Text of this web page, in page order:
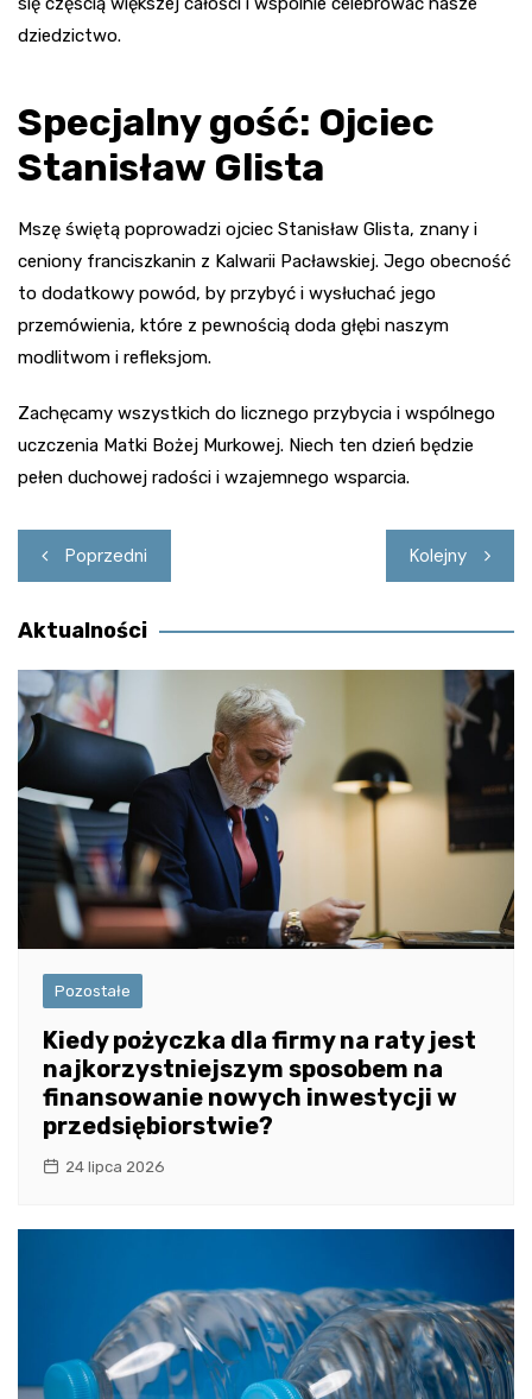
dziedzictwo.
Specjalny gość: Ojciec
Stanisław Glista
Mszę świętą poprowadzi ojciec Stanisław Glista, znany i
ceniony franciszkanin z Kalwarii Pacławskiej. Jego obecność
to dodatkowy powód, by przybyć i wysłuchać jego
przemówienia, które z pewnością doda głębi naszym
modlitwom i refleksjom.
Zachęcamy wszystkich do licznego przybycia i wspólnego
uczczenia Matki Bożej Murkowej. Niech ten dzień będzie
pełen duchowej radości i wzajemnego wsparcia.
Nawigacja
wpisu
Poprzedni Kolejny
Aktualności
Pozostałe
Kiedy pożyczka dla firmy na raty jest
najkorzystniejszym sposobem na
finansowanie nowych inwestycji w
przedsiębiorstwie?
24 lipca 2026